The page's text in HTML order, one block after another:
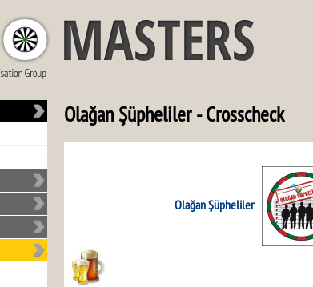
Olağan Şüpheliler - Crosscheck
Olağan Şüpheliler